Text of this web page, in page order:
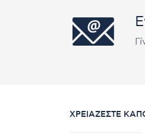
ΧΡΕΙΆΖΕΣΤΕ